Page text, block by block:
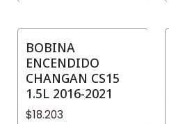
BOBINA
ENCENDIDO
CHANGAN CS15
1.5L 2016-2021
$18.203